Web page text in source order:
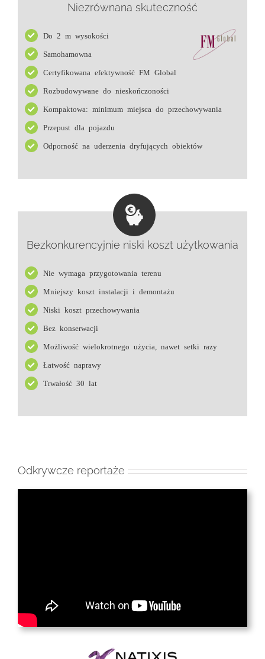
Niezrównana skuteczność
Do 2 m wysokości
Samohamowna
Certyfikowana efektywność FM Global
Rozbudowywane do nieskończoności
Kompaktowa: minimum miejsca do przechowywania
Przepust dla pojazdu
Odporność na uderzenia dryfujących obiektów
Bezkonkurencyjnie niski koszt użytkowania
Nie wymaga przygotowania terenu
Mniejszy koszt instalacji i demontażu
Niski koszt przechowywania
Bez konserwacji
Możliwość wielokrotnego użycia, nawet setki razy
Łatwość naprawy
Trwałość 30 lat
Odkrywcze reportaże